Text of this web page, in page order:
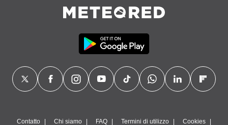
Contatto Chi siamo FAQ Termini di utilizzo Cookies